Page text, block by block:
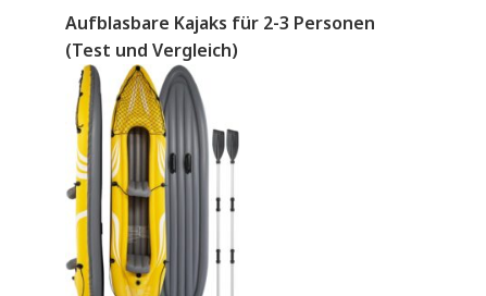
Aufblasbare Kajaks für 2-3 Personen
(Test und Vergleich)